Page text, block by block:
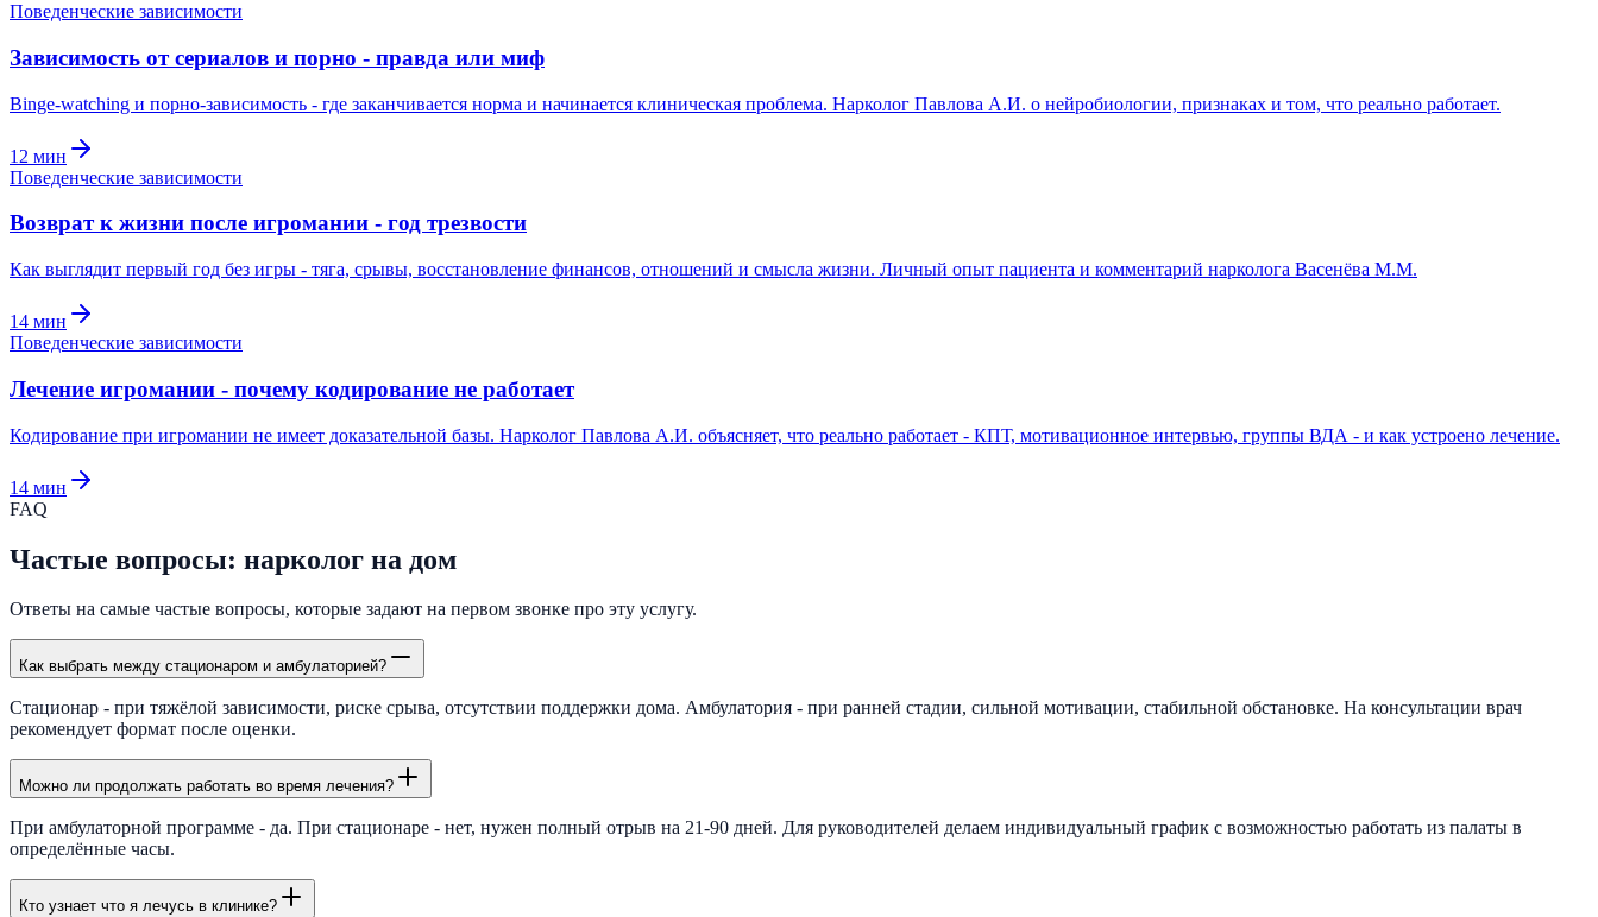
Поведенческие зависимости
Зависимость от сериалов и порно - правда или миф
Binge-watching и порно-зависимость - где заканчивается норма и начинается клиническая проблема. Нарколог Павлова А.И. о нейробиологии, признаках и том, что реально работает.
12 мин
Поведенческие зависимости
Возврат к жизни после игромании - год трезвости
Как выглядит первый год без игры - тяга, срывы, восстановление финансов, отношений и смысла жизни. Личный опыт пациента и комментарий нарколога Васенёва М.М.
14 мин
Поведенческие зависимости
Лечение игромании - почему кодирование не работает
Кодирование при игромании не имеет доказательной базы. Нарколог Павлова А.И. объясняет, что реально работает - КПТ, мотивационное интервью, группы ВДА - и как устроено лечение.
14 мин
FAQ
Частые вопросы: нарколог на дом
Ответы на самые частые вопросы, которые задают на первом звонке про эту услугу.
Как выбрать между стационаром и амбулаторией?
Стационар - при тяжёлой зависимости, риске срыва, отсутствии поддержки дома. Амбулатория - при ранней стадии, сильной мотивации, стабильной обстановке. На консультации врач
рекомендует формат после оценки.
Можно ли продолжать работать во время лечения?
При амбулаторной программе - да. При стационаре - нет, нужен полный отрыв на 21-90 дней. Для руководителей делаем индивидуальный график с возможностью работать из палаты в
определённые часы.
Кто узнает что я лечусь в клинике?